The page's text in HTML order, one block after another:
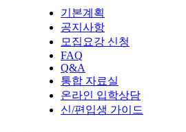
기본계획
공지사항
모집요강 신청
FAQ
Q&A
통합 자료실
온라인 입학상담
신/편입생 가이드